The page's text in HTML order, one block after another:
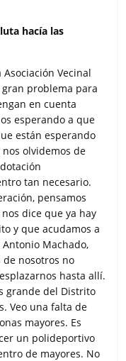
hacía las
Vecinal
gran problema para
en cuenta
esperando a que
están esperando
olvidemos de
tan necesario.
pensamos
dice que ya hay
y que acudamos a
Machado,
de nosotros no
hasta allí.
grande del Distrito
Veo una falta de
mayores. Es
un polideportivo
de mayores. No